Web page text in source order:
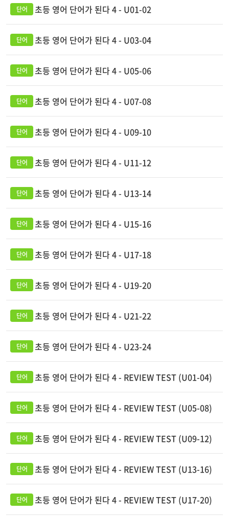
초등 영어 단어가 된다 4 - U01-02
초등 영어 단어가 된다 4 - U03-04
초등 영어 단어가 된다 4 - U05-06
초등 영어 단어가 된다 4 - U07-08
초등 영어 단어가 된다 4 - U09-10
초등 영어 단어가 된다 4 - U11-12
초등 영어 단어가 된다 4 - U13-14
초등 영어 단어가 된다 4 - U15-16
초등 영어 단어가 된다 4 - U17-18
초등 영어 단어가 된다 4 - U19-20
초등 영어 단어가 된다 4 - U21-22
초등 영어 단어가 된다 4 - U23-24
초등 영어 단어가 된다 4 - REVIEW TEST (U01-04)
초등 영어 단어가 된다 4 - REVIEW TEST (U05-08)
초등 영어 단어가 된다 4 - REVIEW TEST (U09-12)
초등 영어 단어가 된다 4 - REVIEW TEST (U13-16)
초등 영어 단어가 된다 4 - REVIEW TEST (U17-20)